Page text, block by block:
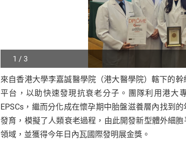
1 / 3
Play
/
the
來自香港大學李嘉誠醫學院（港大醫學院）轄下的
平台，以助快速發現抗衰老分子。團隊利用港大
EPSCs，繼而分化成在懷孕期中胎盤滋養層內找到
發育，模擬了人類衰老過程，由此開發新型體外細
領域，並獲得今年日內瓦國際發明展金獎。